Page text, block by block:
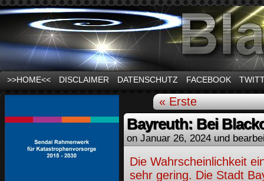
News und Infos zum Thema Stromausfall
>>HOME<< DISCLAIMER DATENSCHUTZ FACEBOOK
« Erste
Bayreuth: Bei
on Januar 26, 2024 und
Die Wahrscheinlichkeit
sehr gering. Die Stadt